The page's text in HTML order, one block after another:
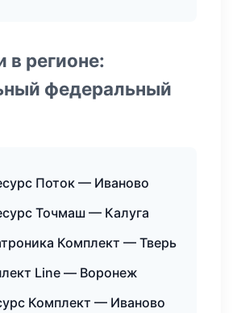
в регионе:
федеральный
Поток — Иваново
Точмаш — Калуга
Комплект — Тверь
Line — Воронеж
Комплект — Иваново